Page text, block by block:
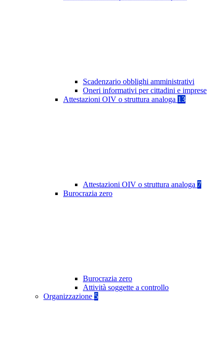
Scadenzario obblighi amministrativi
Oneri informativi per cittadini e imprese
Attestazioni OIV o struttura analoga 13
Attestazioni OIV o struttura analoga 7
Burocrazia zero
Burocrazia zero
Attività soggette a controllo
Organizzazione 5